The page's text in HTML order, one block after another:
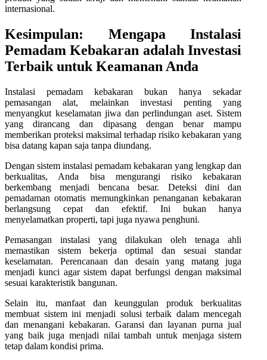
internasional.
Kesimpulan: Mengapa Instalasi
Pemadam Kebakaran adalah Investasi
Terbaik untuk Keamanan Anda
Instalasi pemadam kebakaran bukan hanya sekadar
pemasangan alat, melainkan investasi penting yang
menyangkut keselamatan jiwa dan perlindungan aset. Sistem
yang dirancang dan dipasang dengan benar mampu
memberikan proteksi maksimal terhadap risiko kebakaran yang
bisa datang kapan saja tanpa diundang.
Dengan sistem instalasi pemadam kebakaran yang lengkap dan
berkualitas, Anda bisa mengurangi risiko kebakaran
berkembang menjadi bencana besar. Deteksi dini dan
pemadaman otomatis memungkinkan penanganan kebakaran
berlangsung cepat dan efektif. Ini bukan hanya
menyelamatkan properti, tapi juga nyawa penghuni.
Pemasangan instalasi yang dilakukan oleh tenaga ahli
memastikan sistem bekerja optimal dan sesuai standar
keselamatan. Perencanaan dan desain yang matang juga
menjadi kunci agar sistem dapat berfungsi dengan maksimal
sesuai karakteristik bangunan.
Selain itu, manfaat dan keunggulan produk berkualitas
membuat sistem ini menjadi solusi terbaik dalam mencegah
dan menangani kebakaran. Garansi dan layanan purna jual
yang baik juga menjadi nilai tambah untuk menjaga sistem
tetap dalam kondisi prima.